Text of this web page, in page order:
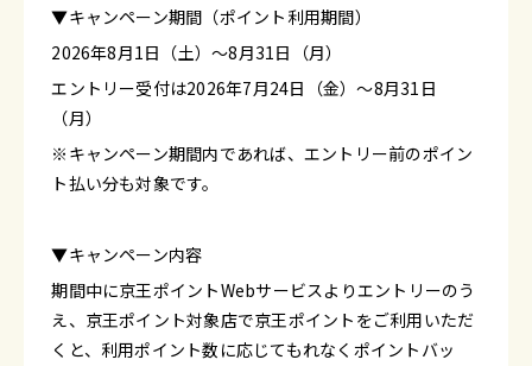
▼キャンペーン期間（ポイント利用期間）
2026年8月1日（土）～8月31日（月）
エントリー受付は2026年7月24日（金）～8月31日
（月）
※キャンペーン期間内であれば、エントリー前のポイン
ト払い分も対象です。
▼キャンペーン内容
期間中に京王ポイントWebサービスよりエントリーのう
え、京王ポイント対象店で京王ポイントをご利用いただ
くと、利用ポイント数に応じてもれなくポイントバッ